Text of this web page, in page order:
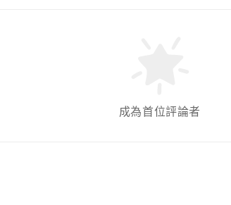
成為首位評論者